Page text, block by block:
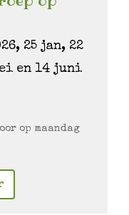
25 jan, 22
en 14 juni
op maandag